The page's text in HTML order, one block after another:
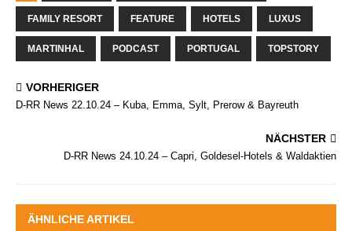
FAMILY RESORT FEATURE HOTELS LUXUS
MARTINHAL PODCAST PORTUGAL TOPSTORY
VORHERIGER
D-RR News 22.10.24 – Kuba, Emma, Sylt, Prerow & Bayreuth
NÄCHSTER
D-RR News 24.10.24 – Capri, Goldesel-Hotels & Waldaktien
ÄHNLICHE ARTIKEL